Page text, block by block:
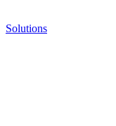
Solutions